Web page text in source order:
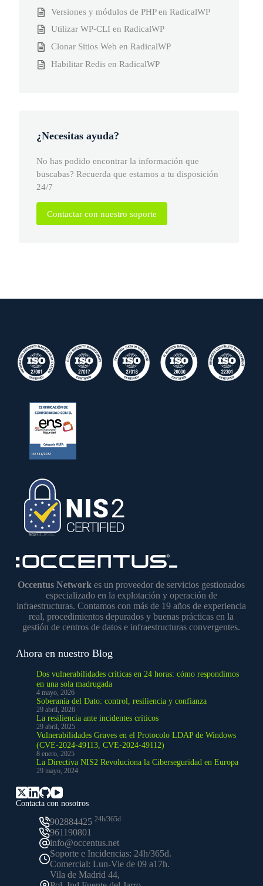
Versiones y módulos de PHP en RadicalWP
Utilizar WP-CLI en RadicalWP
Clonar Sitios Web en RadicalWP
Habilitar Redis en RadicalWP
¿Necesitas ayuda?
No has podido encontrar la información que
buscabas? Recuerda que estamos a tu disposición
24/7
Contactar con nuestro soporte
Occentus Network es un proveedor de servicios gestionados
especializado en la explotación y operación de
infraestructuras. Contamos con más de 19 años de experiencia
real, procedimientos depurados y buenas prácticas en la
gestión de centros de datos e infraestructuras convergentes.
Contacta con nosotros
902884425 24h/365d
961190801
info@occentus.net
Soporte e Incidencias: 24h/365d.
Comercial: Lun-Vie de 09 a17h.
Vila de Madrid 44,
Ahora en nuestro Blog
Dos vulnerabilidades críticas en 24 horas: cómo respondimos
en una sola madrugada
4 mayo, 2026
Soberanía del Dato: control, resiliencia y confianza
29 abril, 2026
La resiliencia ante incidentes críticos
29 abril, 2025
Vulnerabilidades Graves en el Protocolo LDAP de Windows
(CVE-2024-49113, CVE-2024-49112)
8 enero, 2025
La Directiva NIS2 Revoluciona la Ciberseguridad en Europa
29 mayo, 2024